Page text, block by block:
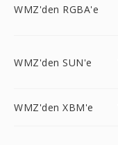
WMZ'den RGBA'e
WMZ'den SUN'e
WMZ'den XBM'e